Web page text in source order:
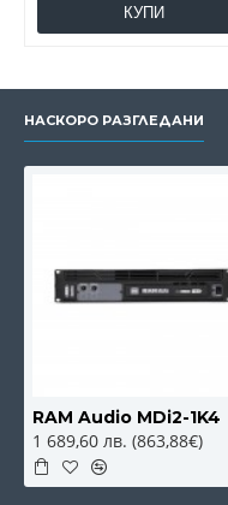
КУПИ
НАСКОРО РАЗГЛЕДАНИ
RAM Audio MDi2-1K4
1 689,60 лв. (863,88€)